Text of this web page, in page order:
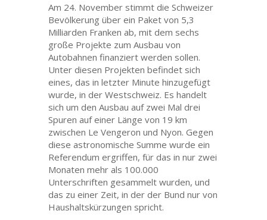
Am 24. November stimmt die Schweizer
Bevölkerung über ein Paket von 5,3
Milliarden Franken ab, mit dem sechs
große Projekte zum Ausbau von
Autobahnen finanziert werden sollen.
Unter diesen Projekten befindet sich
eines, das in letzter Minute hinzugefügt
wurde, in der Westschweiz. Es handelt
sich um den Ausbau auf zwei Mal drei
Spuren auf einer Länge von 19 km
zwischen Le Vengeron und Nyon. Gegen
diese astronomische Summe wurde ein
Referendum ergriffen, für das in nur zwei
Monaten mehr als 100.000
Unterschriften gesammelt wurden, und
das zu einer Zeit, in der der Bund nur von
Haushaltskürzungen spricht.